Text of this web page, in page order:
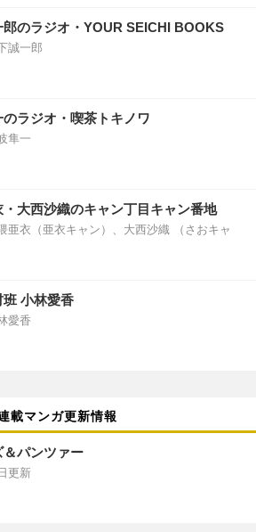
郎のラジオ・YOUR SEICHI BOOKS
誠一郎
のラジオ・喫茶トキノワ
隼一
・大西沙織のキャン丁目キャン番地
亜衣（亜衣キャン）、大西沙織 （さおキャ
班 小林愛香
愛香
載マンガ更新情報
＆パンツァー
更新